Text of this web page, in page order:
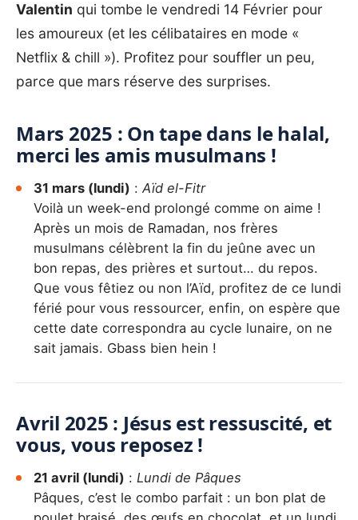
Valentin qui tombe le vendredi 14 Février pour
les amoureux (et les célibataires en mode «
Netflix & chill »). Profitez pour souffler un peu,
parce que mars réserve des surprises.
Mars 2025 : On tape dans le halal,
merci les amis musulmans !
31 mars (lundi) : Aïd el-Fitr
Voilà un week-end prolongé comme on aime !
Après un mois de Ramadan, nos frères
musulmans célèbrent la fin du jeûne avec un
bon repas, des prières et surtout… du repos.
Que vous fêtiez ou non l’Aïd, profitez de ce lundi
férié pour vous ressourcer, enfin, on espère que
cette date correspondra au cycle lunaire, on ne
sait jamais. Gbass bien hein !
Avril 2025 : Jésus est ressuscité, et
vous, vous reposez !
21 avril (lundi) : Lundi de Pâques
Pâques, c’est le combo parfait : un bon plat de